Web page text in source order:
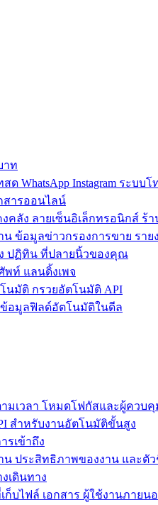
าท
WhatsApp Instagram ระบบ
สารออนไลน์
คลัง ลายเซ็นอิเล็กทรอนิกส์ ร้า
ข้อมูลข่าวกรองการขาย ราย
ง ปฏิทิน ที่ปลายนิ้วของคุณ
พท์ แลนดิ้งเพจ
นมัติ กรวยอัตโนมัติ API
ข้อมูลฟิลด์อัตโนมัติในดีล
มเวลา โหมดโฟกัสและผู้ควบ
สำหรับงานอัตโนมัติขั้นสูง
รเข้าถึง
น ประสิทธิภาพของงาน และตั
เดินทาง
บไฟล์ เอกสาร ผู้ใช้งานภายน